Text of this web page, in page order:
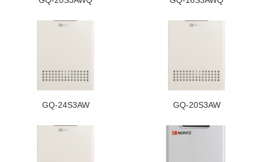
GQ-24S3AW GQ-20S3AW